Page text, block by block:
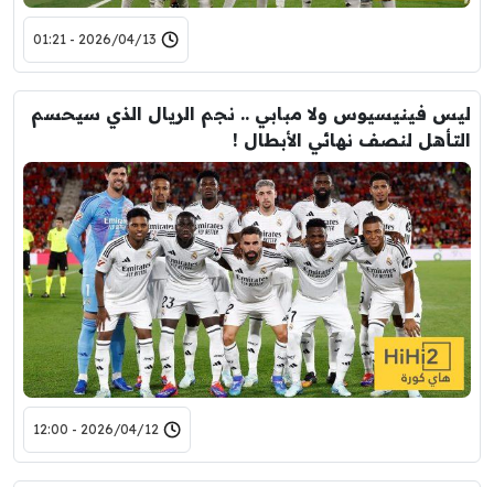
2026/04/13 - 01:21
ليس فينيسيوس ولا مبابي .. نجم الريال الذي سيحسم
التأهل لنصف نهائي الأبطال !
2026/04/12 - 12:00